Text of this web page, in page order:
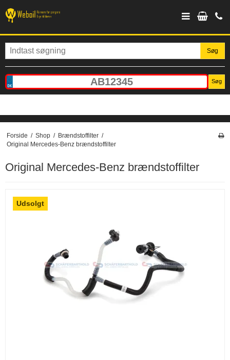
Søg
Søg
Forside / Shop / Brændstoffilter /
Original Mercedes-Benz brændstoffilter
Original Mercedes-Benz brændstoffilter
Udsolgt